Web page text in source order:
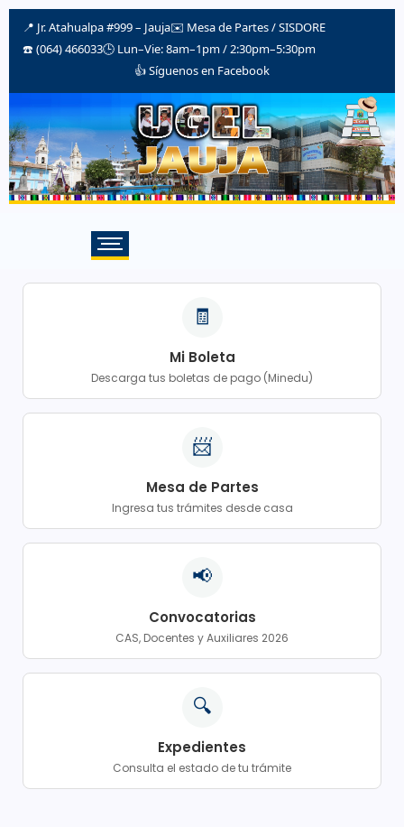
📍 Jr. Atahualpa #999 – Jauja✉️ Mesa de Partes / SISDORE
☎️ (064) 466033🕒 Lun–Vie: 8am–1pm / 2:30pm–5:30pm
👍 Síguenos en Facebook
🧾
Mi Boleta
Descarga tus boletas de pago (Minedu)
📨
Mesa de Partes
Ingresa tus trámites desde casa
📢
Convocatorias
CAS, Docentes y Auxiliares 2026
🔍
Expedientes
Consulta el estado de tu trámite